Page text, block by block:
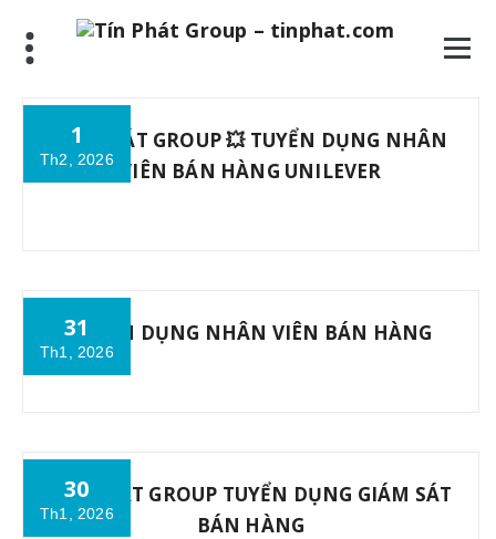
content
1
Th2, 2026
TÍN PHÁT GROUP 💥 TUYỂN DỤNG NHÂN
VIÊN BÁN HÀNG UNILEVER
31
Th1, 2026
TUYỂN DỤNG NHÂN VIÊN BÁN HÀNG
30
Th1, 2026
TÍN PHÁT GROUP TUYỂN DỤNG GIÁM SÁT
BÁN HÀNG